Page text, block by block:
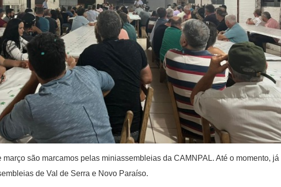
março são marcamos pelas miniassembleias da CAMNPAL. Até o momento, já
de Val de Serra e Novo Paraíso.